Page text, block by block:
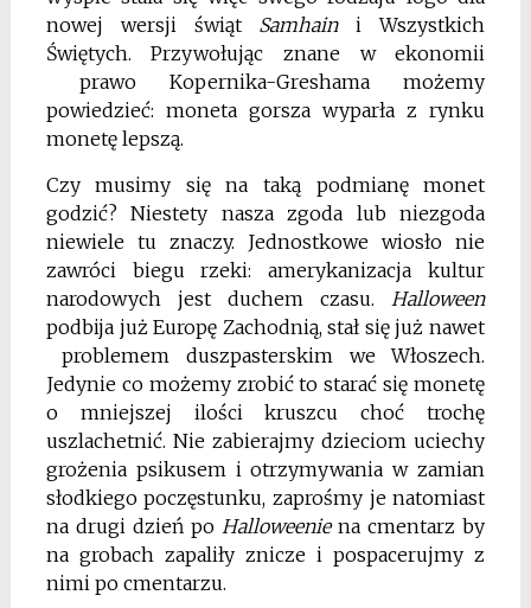
nowej wersji świąt Samhaini Wszystkich
Świętych. Przywołując znane w ekonomii
prawo Kopernika-Greshama możemy
powiedzieć: moneta gorsza wyparła z rynku
monetę lepszą.
Czy musimy się na taką podmianę monet
godzić? Niestety nasza zgoda lub niezgoda
niewiele tu znaczy. Jednostkowe wiosło nie
zawróci biegu rzeki: amerykanizacja kultur
narodowych jest duchem czasu.Halloween
podbija już Europę Zachodnią, stał się już nawet
problemem duszpasterskim we Włoszech.
Jedynie co możemy zrobić to starać się monetę
o mniejszej ilości kruszcu choć trochę
uszlachetnić. Nie zabierajmy dzieciom uciechy
grożenia psikusem i otrzymywania w zamian
słodkiego poczęstunku, zaprośmy je natomiast
na drugi dzień po Halloweeniena cmentarz by
na grobach zapaliły znicze i pospacerujmy z
nimi po cmentarzu.